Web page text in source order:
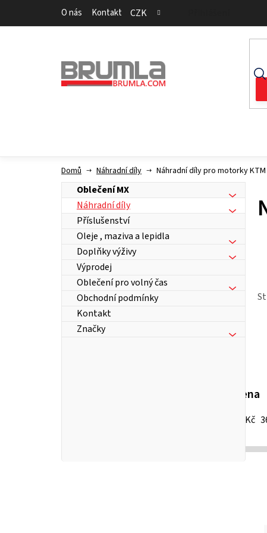
O nás Kontakt CZK
Domů Náhradní díly Náhradní díly pro motorky KTM
Oblečení MX
Náhradní díly
Příslušenství
Oleje , maziva a lepidla
Doplňky výživy
Výprodej
Oblečení pro volný čas
Obchodní podmínky
Kontakt
Značky
Cena
Kč